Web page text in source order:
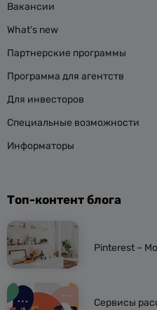
Вакансии
What’s new
Партнерские программы
Программа для агентств
Для инвесторов
Специальные возможности
Информаторы
Топ-контент блога
Pinterest –
Сервисы